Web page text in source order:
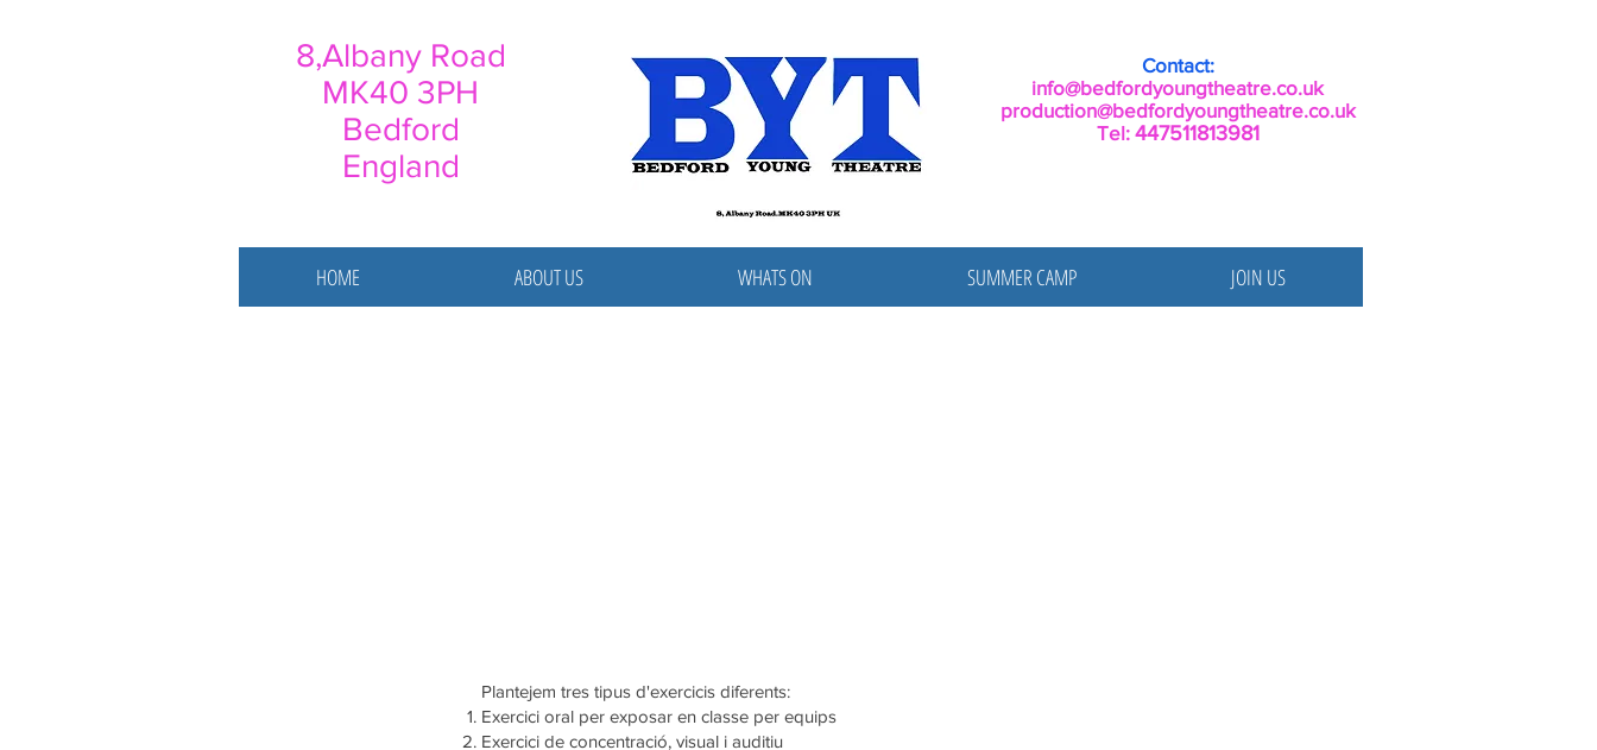
8,Albany Road
MK40 3PH
Bedford
England
Contact:
info@bedfordyoungtheatre.co.uk
production@bedfordyoungtheatre.co.uk
Tel: 447511813981
HOME ABOUT US WHATS ON SUMMER CAMP JOIN US
Plantejem tres tipus d'exercicis diferents:
Exercici oral per exposar en classe per equips
Exercici de concentració, visual i auditiu